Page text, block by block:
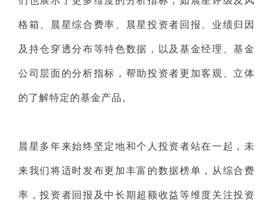
格箱、晨星综合费率、晨星投资者回报、业绩归因
及持仓穿透分布等特色数据，以及基金经理、基金
公司层面的分析指标，帮助投资者更加客观、立体
的了解特定的基金产品。
晨星多年来始终坚定地和个人投资者站在一起，未
来我们将适时发布更加丰富的数据榜单，从综合费
率，投资者回报及中长期超额收益等维度关注投资